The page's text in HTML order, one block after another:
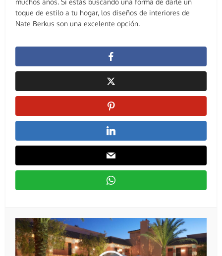
muchos años. Si estás buscando una forma de darle un
toque de estilo a tu hogar, los diseños de interiores de
Nate Berkus son una excelente opción.